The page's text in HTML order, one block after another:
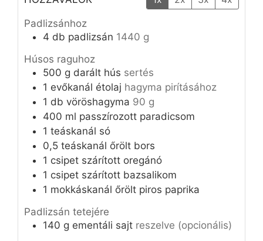
Padlizsánhoz
4 db padlizsán 1440 g
Húsos raguhoz
500 g darált hús sertés
1 evőkanál étolaj hagyma pirításához
1 db vöröshagyma 90 g
400 ml passzírozott paradicsom
1 teáskanál só
0,5 teáskanál őrölt bors
1 csipet szárított oregánó
1 csipet szárított bazsalikom
1 mokkáskanál őrölt piros paprika
Padlizsán tetejére
140 g ementáli sajt reszelve (opcionális)